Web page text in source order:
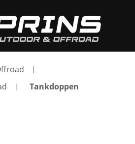
Tankdoppen